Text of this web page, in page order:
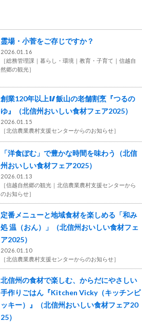
霊場・小菅をご存じですか？
2026.01.16
［総務管理課 暮らし・環境 教育・子育て
信越自
然郷の観光］
創業120年以上🥢飯山の老舗割烹『つるの
ゆ』（北信州おいしい食材フェア2025）
2026.01.15
［北信農業農村支援センターからのお知らせ］
「洋食ぽむ」で豊かな時間を味わう（北信
州おいしい食材フェア2025）
2026.01.13
［信越自然郷の観光
北信農業農村支援センターから
のお知らせ］
定番メニューと地域食材を楽しめる「和み
処 温（おん）」（北信州おいしい食材フェ
ア2025）
2026.01.10
［北信農業農村支援センターからのお知らせ］
北信州の食材で楽しむ、からだにやさしい
手作りごはん『Kitchen Vicky（キッチンビ
ッキー）』（北信州おいしい食材フェア20
25）